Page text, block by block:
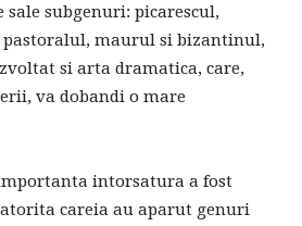
subgenuri: picarescul,
pastoralul, maurul si bizantinul,
si arta dramatica, care,
va dobandi o mare
intorsatura a fost
careia au aparut genuri